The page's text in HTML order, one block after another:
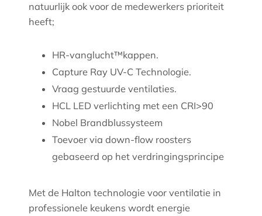
natuurlijk ook voor de medewerkers prioriteit
heeft;
HR-vanglucht™kappen.
Capture Ray UV-C Technologie.
Vraag gestuurde ventilaties.
HCL LED verlichting met een CRI>90
Nobel Brandblussysteem
Toevoer via down-flow roosters
gebaseerd op het verdringingsprincipe
Met de Halton technologie voor ventilatie in
professionele keukens wordt energie